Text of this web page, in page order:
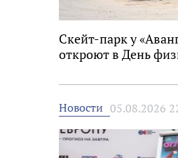
Скейт-парк у
откроют в День
Новости 05.08.2026